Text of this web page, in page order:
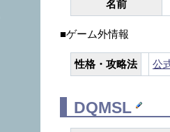
名前
■ゲーム外情報
性格・攻略法 公
DQMSL